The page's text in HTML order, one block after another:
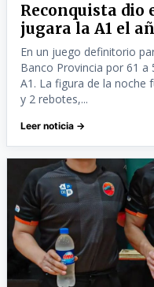
Reconquista dio
jugara la A1 el
En un juego definitorio
Banco Provincia por 61 a
A1. La figura de la noche
y 2 rebotes,...
Leer noticia →